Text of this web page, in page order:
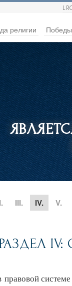
L
религии Победы
III. IV. V.
РАЗДЕЛ
правовой